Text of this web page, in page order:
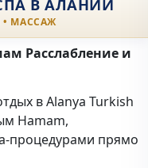
В АЛАНИИ
МАССАЖ
Расслабление и
в Alanya Turkish
Hamam,
процедурами прямо